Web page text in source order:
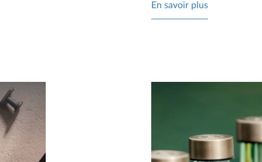
En savoir plus